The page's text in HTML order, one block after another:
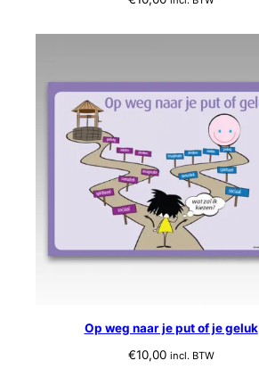
Op weg naar je put of je geluk
€10,00 incl. BTW